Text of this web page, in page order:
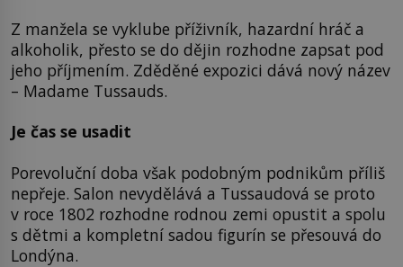
Z manžela se vyklube příživník, hazardní hráč a
alkoholik, přesto se do dějin rozhodne zapsat pod
jeho příjmením. Zděděné expozici dává nový název
– Madame Tussauds.
Je čas se usadit
Porevoluční doba však podobným podnikům příliš
nepřeje. Salon nevydělává a Tussaudová se proto
v roce 1802 rozhodne rodnou zemi opustit a spolu
s dětmi a kompletní sadou figurín se přesouvá do
Londýna.